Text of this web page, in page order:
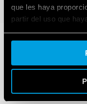
que les haya
partir del uso que
Cookie policy.